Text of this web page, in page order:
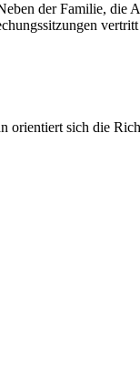
der Familie,
sich die